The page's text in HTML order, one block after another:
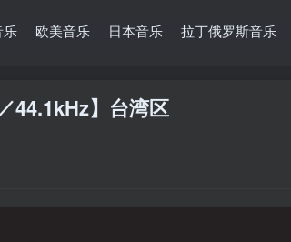
乐 欧美音乐 日本音乐 拉丁俄罗斯音乐
44.1kHz】台湾区